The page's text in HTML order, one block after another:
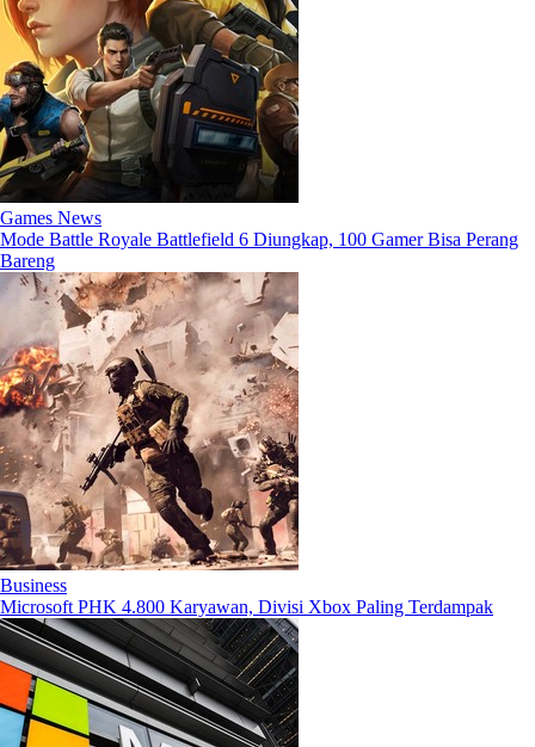
Games News
Mode Battle Royale Battlefield 6 Diungkap, 100 Gamer Bisa Perang
Bareng
Business
Microsoft PHK 4.800 Karyawan, Divisi Xbox Paling Terdampak